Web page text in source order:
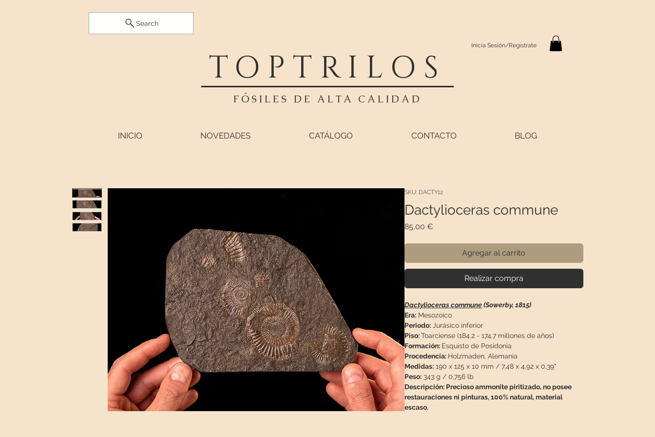
Search
TOPTRILOS
FÓSILES DE ALTA CALIDAD
Inicia Sesión/Regístrate
INICIO NOVEDADES CATÁLOGO CONTACTO BLOG
SKU: DACTY12
Dactylioceras commune
85,00 €Precio
Agregar al carrito
Realizar compra
Dactylioceras commune(Sowerby, 1815)
Era:Mesozoico
Periodo:Jurásico inferior
Piso:Toarciense (184.2 - 174.7 millones de años)
Formación: Esquisto de Posidonia
Procedencia: Holzmaden, Alemania
Medidas:190 x 125 x 10 mm / 7,48 x 4,92 x 0,39"
Peso:343 g / 0,756 lb
Descripción:Precioso ammonite piritizado, no posee
restauraciones ni pinturas, 100% natural, material
escaso.